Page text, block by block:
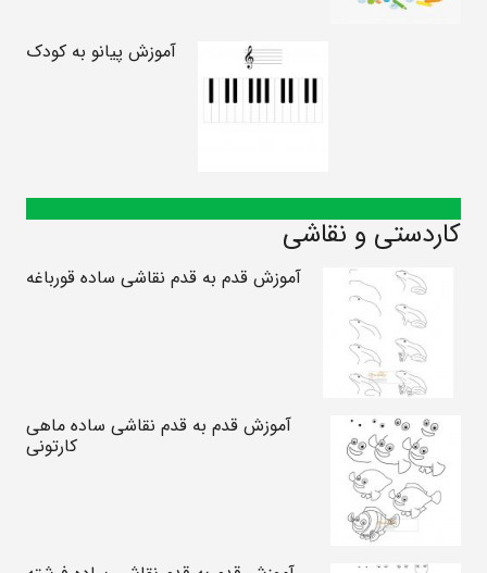
آموزش پیانو به کودک
کاردستی و نقاشی
آموزش قدم به قدم نقاشی ساده قورباغه
آموزش قدم به قدم نقاشی ساده ماهی
کارتونی